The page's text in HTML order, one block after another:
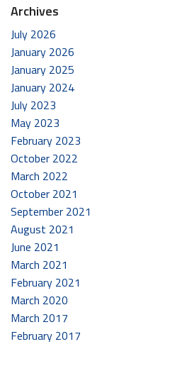
Archives
July 2026
January 2026
January 2025
January 2024
July 2023
May 2023
February 2023
October 2022
March 2022
October 2021
September 2021
August 2021
June 2021
March 2021
February 2021
March 2020
March 2017
February 2017